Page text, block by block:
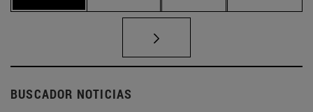
BUSCADOR NOTICIAS